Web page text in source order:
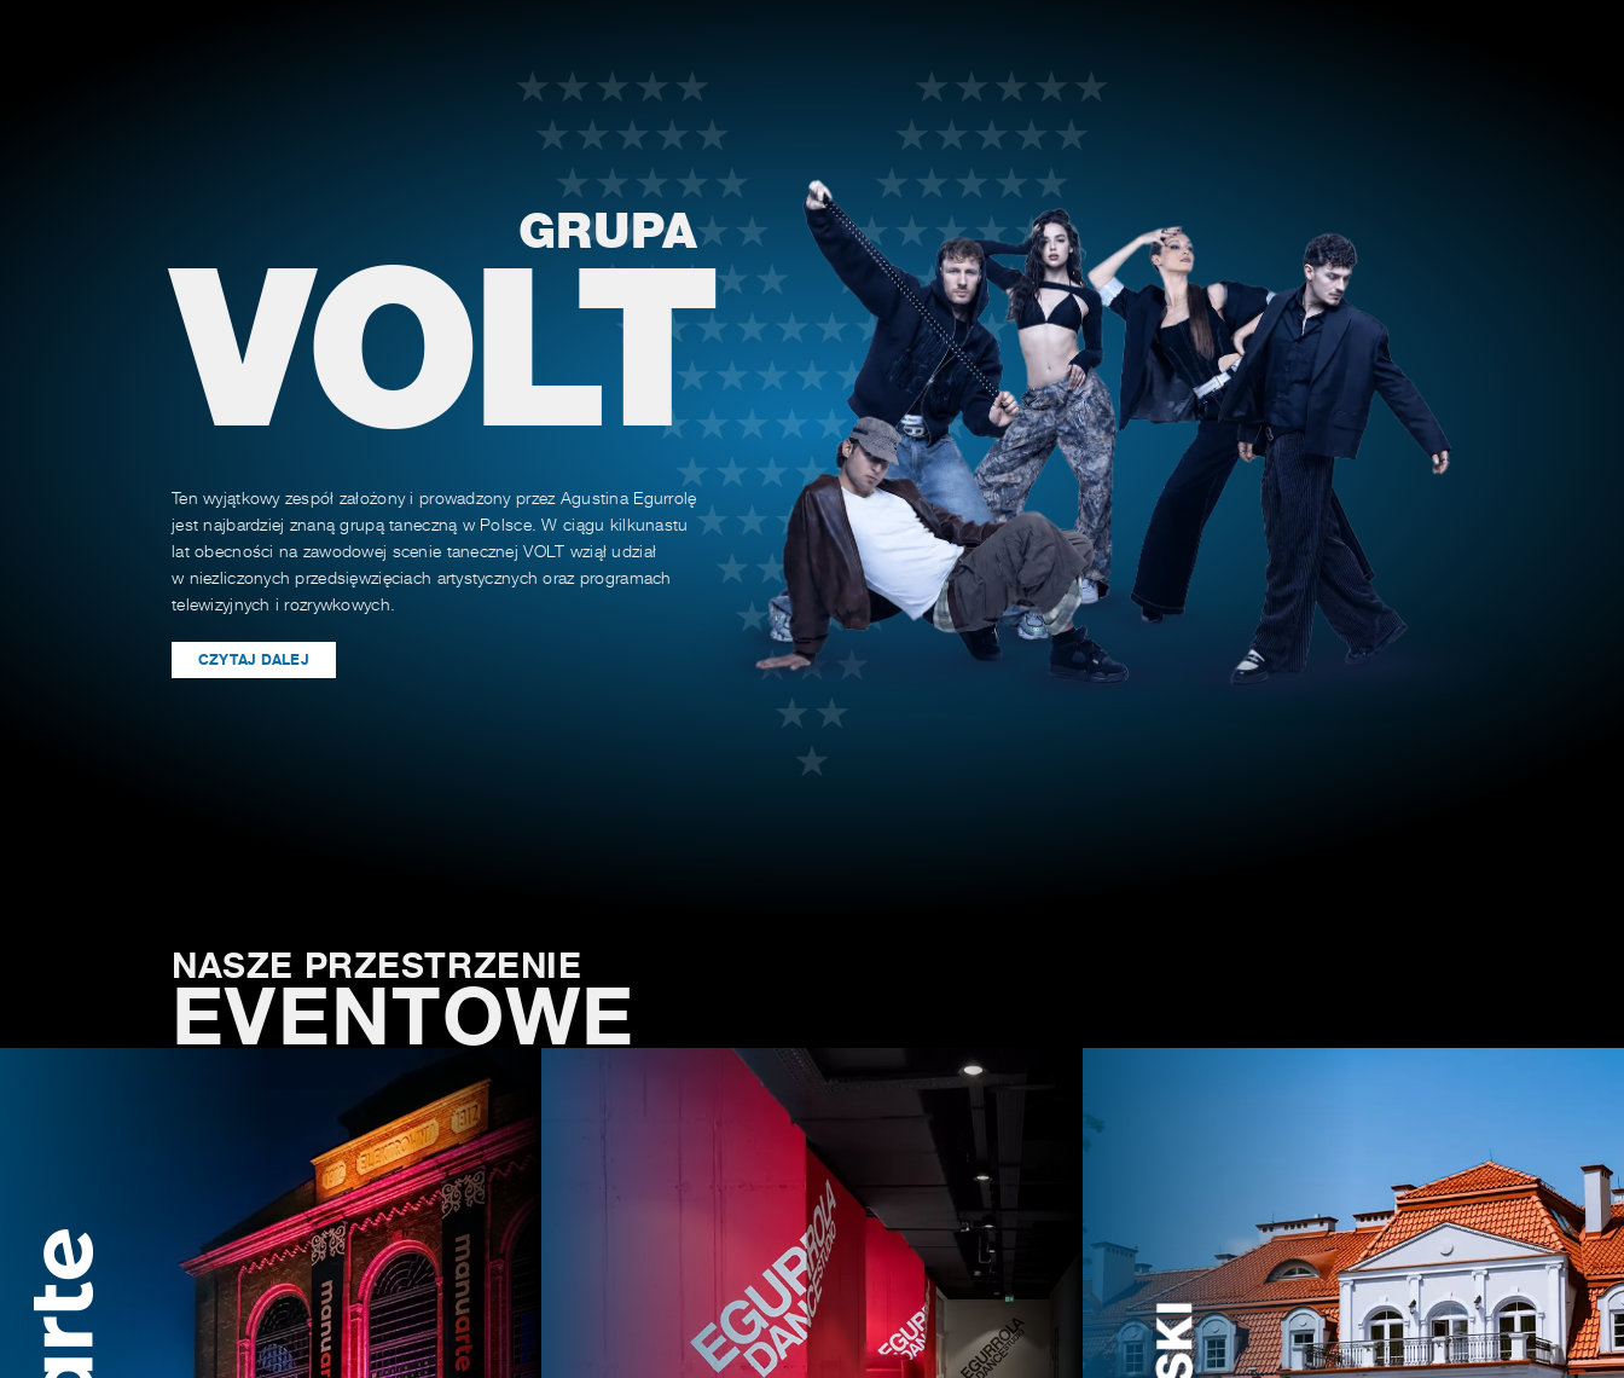
GRUPA
VOLT
Ten wyjątkowy zespół założony i prowadzony przez Agustina Egurrolę
jest najbardziej znaną grupą taneczną w Polsce. W ciągu kilkunastu
lat obecności na zawodowej scenie tanecznej VOLT wziął udział
w niezliczonych przedsięwzięciach artystycznych oraz programach
telewizyjnych i rozrywkowych.
CZYTAJ DALEJ
NASZE PRZESTRZENIE
EVENTOWE